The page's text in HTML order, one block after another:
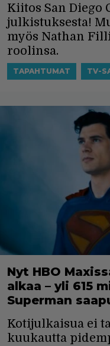
Kiitos San Diego
julkistuksesta!
myös Nathan
roolinsa.
TAPAHTUMAT TV-
Nyt HBO
alkaa – yli 615
Superman
Kotijulkaisua ei
kuukautta